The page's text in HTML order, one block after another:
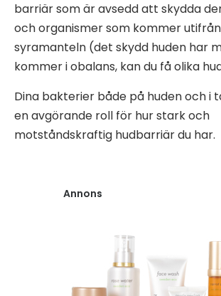
barriär som är avsedd att skydda
och organismer som kommer
syramanteln (det skydd huden har
kommer i obalans, kan du få olika
Dina bakterier både på huden och i
en avgörande roll för hur stark och
motståndskraftig hudbarriär du har.
Annons